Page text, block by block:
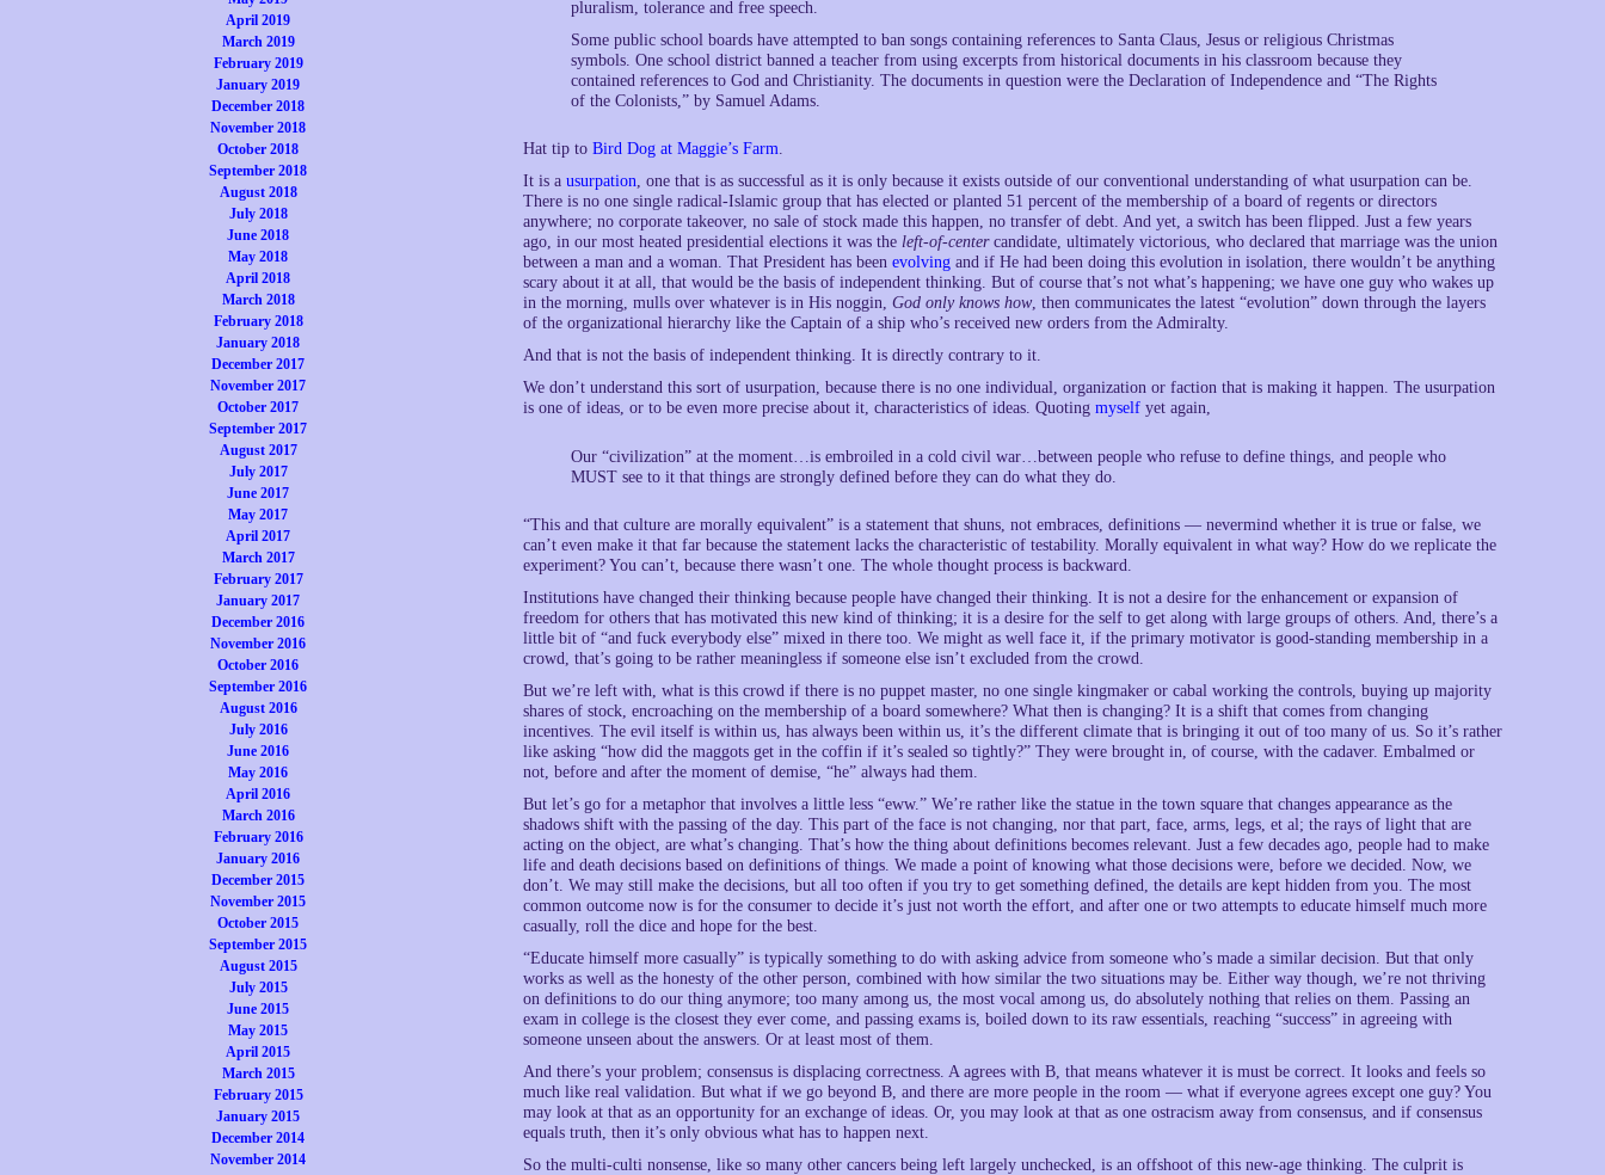
April 2019
March 2019
February 2019
January 2019
December 2018
November 2018
October 2018
September 2018
August 2018
July 2018
June 2018
May 2018
April 2018
March 2018
February 2018
January 2018
December 2017
November 2017
October 2017
September 2017
August 2017
July 2017
June 2017
May 2017
April 2017
March 2017
February 2017
January 2017
December 2016
November 2016
October 2016
September 2016
August 2016
July 2016
June 2016
May 2016
April 2016
March 2016
February 2016
January 2016
December 2015
November 2015
October 2015
September 2015
August 2015
July 2015
June 2015
May 2015
April 2015
March 2015
February 2015
January 2015
December 2014
November 2014
pluralism, tolerance and free speech.
Some public school boards have attempted to ban songs containing references to Santa Claus, Jesus or religious Christmas
symbols. One school district banned a teacher from using excerpts from historical documents in his classroom because they
contained references to God and Christianity. The documents in question were the Declaration of Independence and “The Rights
of the Colonists,” by Samuel Adams.
Hat tip to Bird Dog at Maggie’s Farm.
It is a usurpation, one that is as successful as it is only because it exists outside of our conventional understanding of what usurpation can be.
There is no one single radical-Islamic group that has elected or planted 51 percent of the membership of a board of regents or directors
anywhere; no corporate takeover, no sale of stock made this happen, no transfer of debt. And yet, a switch has been flipped. Just a few years
ago, in our most heated presidential elections it was the left-of-centercandidate, ultimately victorious, who declared that marriage was the union
between a man and a woman. That President has been evolving and if He had been doing this evolution in isolation, there wouldn’t be anything
scary about it at all, that would be the basis of independent thinking. But of course that’s not what’s happening; we have one guy who wakes up
in the morning, mulls over whatever is in His noggin, God only knows how, then communicates the latest “evolution” down through the layers
of the organizational hierarchy like the Captain of a ship who’s received new orders from the Admiralty.
And that is not the basis of independent thinking. It is directly contrary to it.
We don’t understand this sort of usurpation, because there is no one individual, organization or faction that is making it happen. The usurpation
is one of ideas, or to be even more precise about it, characteristics of ideas. Quoting myself yet again,
Our “civilization” at the moment…is embroiled in a cold civil war…between people who refuse to define things, and people who
MUST see to it that things are strongly defined before they can do what they do.
“This and that culture are morally equivalent” is a statement that shuns, not embraces, definitions — nevermind whether it is true or false, we
can’t even make it that far because the statement lacks the characteristic of testability. Morally equivalent in what way? How do we replicate the
experiment? You can’t, because there wasn’t one. The whole thought process is backward.
Institutions have changed their thinking because people have changed their thinking. It is not a desire for the enhancement or expansion of
freedom for others that has motivated this new kind of thinking; it is a desire for the self to get along with large groups of others. And, there’s a
little bit of “and fuck everybody else” mixed in there too. We might as well face it, if the primary motivator is good-standing membership in a
crowd, that’s going to be rather meaningless if someone else isn’t excluded from the crowd.
But we’re left with, what is this crowd if there is no puppet master, no one single kingmaker or cabal working the controls, buying up majority
shares of stock, encroaching on the membership of a board somewhere? What then is changing? It is a shift that comes from changing
incentives. The evil itself is within us, has always been within us, it’s the different climate that is bringing it out of too many of us. So it’s rather
like asking “how did the maggots get in the coffin if it’s sealed so tightly?” They were brought in, of course, with the cadaver. Embalmed or
not, before and after the moment of demise, “he” always had them.
But let’s go for a metaphor that involves a little less “eww.” We’re rather like the statue in the town square that changes appearance as the
shadows shift with the passing of the day. This part of the face is not changing, nor that part, face, arms, legs, et al; the rays of light that are
acting on the object, are what’s changing. That’s how the thing about definitions becomes relevant. Just a few decades ago, people had to make
life and death decisions based on definitions of things. We made a point of knowing what those decisions were, before we decided. Now, we
don’t. We may still make the decisions, but all too often if you try to get something defined, the details are kept hidden from you. The most
common outcome now is for the consumer to decide it’s just not worth the effort, and after one or two attempts to educate himself much more
casually, roll the dice and hope for the best.
“Educate himself more casually” is typically something to do with asking advice from someone who’s made a similar decision. But that only
works as well as the honesty of the other person, combined with how similar the two situations may be. Either way though, we’re not thriving
on definitions to do our thing anymore; too many among us, the most vocal among us, do absolutely nothing that relies on them. Passing an
exam in college is the closest they ever come, and passing exams is, boiled down to its raw essentials, reaching “success” in agreeing with
someone unseen about the answers. Or at least most of them.
And there’s your problem; consensus is displacing correctness. A agrees with B, that means whatever it is must be correct. It looks and feels so
much like real validation. But what if we go beyond B, and there are more people in the room — what if everyone agrees except one guy? You
may look at that as an opportunity for an exchange of ideas. Or, you may look at that as one ostracism away from consensus, and if consensus
equals truth, then it’s only obvious what has to happen next.
So the multi-culti nonsense, like so many other cancers being left largely unchecked, is an offshoot of this new-age thinking. The culprit is